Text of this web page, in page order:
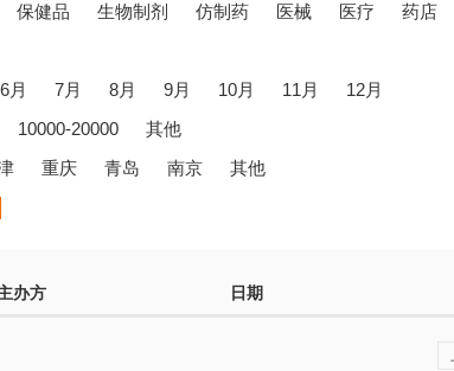
保健品 生物制剂 仿制药 医械 医疗 药店
6月 7月 8月 9月 10月 11月
12月
10000-20000
其他
重庆 青岛 南京
其他
办方 日期